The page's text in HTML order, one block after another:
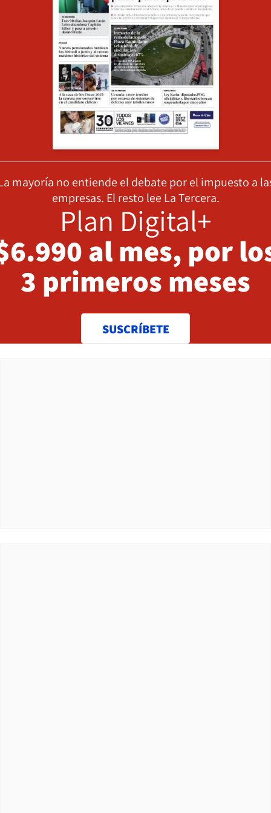
mayoría no entiende el debate por el impuesto a
empresas. El resto lee La Tercera.
Plan Digital+
al mes, por
3 primeros meses
SUSCRÍBETE